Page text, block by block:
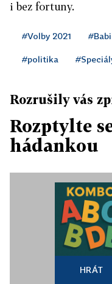
i bez fortuny.
#Volby 2021
#politika
Rozrušily vás
Rozptylte
hádankou
HRÁT